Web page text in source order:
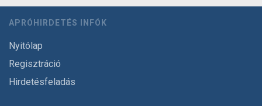
APRÓHIRDETÉS INFÓK
Nyitólap
Regisztráció
Hirdetésfeladás